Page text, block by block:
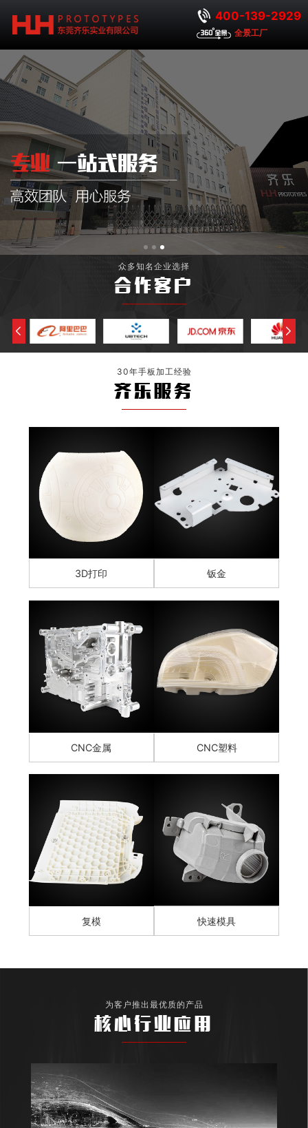
400-139-2929
全景工厂
众多知名企业选择
合作客户
30年手板加工经验
齐乐服务
3D打印 钣金
CNC金属 CNC塑料
复模 快速模具
为客户推出最优质的产品
核心行业应用